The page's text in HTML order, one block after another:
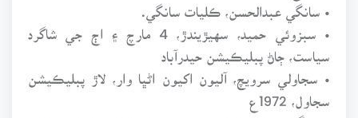
• سانگي عبدالحسن، ڪليات سانگي.
• سبزوئي حميد، سهيڙيندڙ، 4 مارچ ۽ اڄ جي شاگرد
سياست، ڄاڻ پبليڪيشن حيدرآباد
• سجاولي سرويچ، آليون اکيون اڻڀا وار، لاڙ پبليڪيشن
سجاول، 1972ع